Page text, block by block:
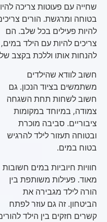
שחייה עם פעוטות צריכה להיות
בטוחה ומרגשת. הורים צריכים
להיות פעילים בכל שלב. הם
צריכים להיות עם הילד במים,
להנחות אותו וללכת בקצב שלו.
חשוב לוודא שהילדים
משתמשים בציוד הנכון. גם
חשוב לשחות תחת השגחה
צמודה, במיוחד במקומות
ציבוריים. סביבה מוכרת
ובטוחה תעזור לילד להרגיש
בטוח במים.
חוויות חיוביות במים חשובות
מאוד. פעילות משותפת בין
הורה לילד מגבירה את
הביטחון. זה גם עוזר לפתח
קשרים חזקים בין הילד להורים.